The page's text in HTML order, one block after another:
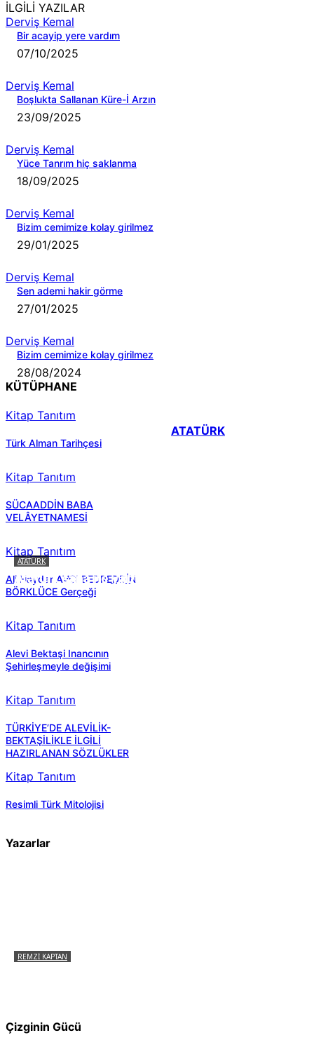
İLGİLİ YAZILAR
Derviş Kemal
Bir acayip yere vardım
07/10/2025
Derviş Kemal
Boşlukta Sallanan Küre-İ Arzın
23/09/2025
Derviş Kemal
Yüce Tanrım hiç saklanma
18/09/2025
Derviş Kemal
Bizim cemimize kolay girilmez
29/01/2025
Derviş Kemal
Sen ademi hakir görme
27/01/2025
Derviş Kemal
Bizim cemimize kolay girilmez
28/08/2024
KÜTÜPHANE
Kitap Tanıtım
Türk Alman Tarihçesi
Kitap Tanıtım
SÜCAADDİN BABA
VELÂYETNAMESİ
Kitap Tanıtım
Ali Haydar AVCI BEDREDDİN
BÖRKLÜCE Gerçeği
Kitap Tanıtım
Alevi Bektaşi Inancının
Şehirleşmeyle değişimi
Kitap Tanıtım
TÜRKİYE’DE ALEVİLİK-
BEKTAŞİLİKLE İLGİLİ
HAZIRLANAN SÖZLÜKLER
Kitap Tanıtım
Resimli Türk Mitolojisi
ATATÜRK
ATATÜRK
Atatürk sana ne yaptı?
Yazarlar
REMZI KAPTAN
Çizginin Gücü